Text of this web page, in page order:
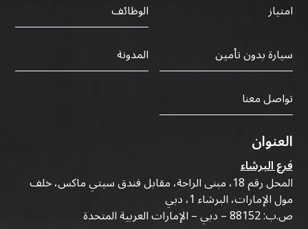
امتياز
الوظائف
سيارة بدون تأمين
المدونة
تواصل معنا
العنوان
فرع البرشاء
المحل رقم 18، مبنى الراحة، مقابل فندق سيتي ماكس، خلف
مول الإمارات، البرشاء 1، دبي
ص.ب: 88152 – دبي – الإمارات العربية المتحدة